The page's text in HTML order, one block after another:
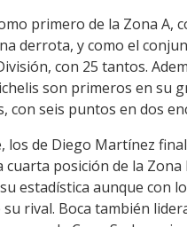
primero de la Zona A,
derrota, y como el
con 25 tantos.
son primeros en su
con seis puntos en dos
los de Diego Martínez
cuarta posición de la Zona
estadística aunque con
rival. Boca también